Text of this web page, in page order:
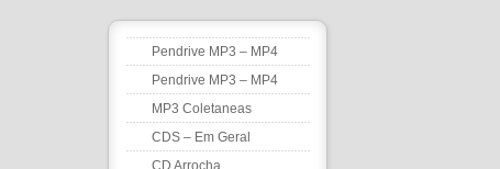
Pendrive MP3 – MP4
Pendrive MP3 – MP4
MP3 Coletaneas
CDS – Em Geral
CD Arrocha